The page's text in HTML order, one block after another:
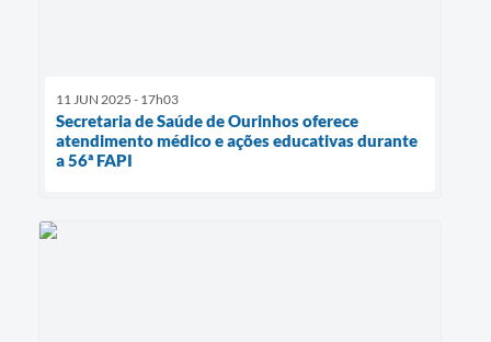
11 JUN 2025 - 17h03
Secretaria de Saúde de Ourinhos oferece
atendimento médico e ações educativas durante
a 56ª FAPI